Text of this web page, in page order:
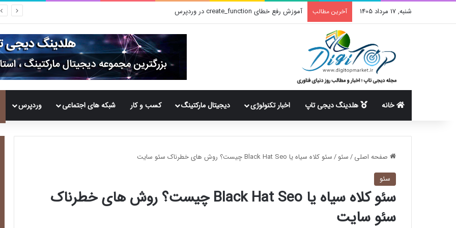
شنبه, 17 مرداد 1405 آخرین مطالب چطور بهترین پروکسی تلگرام را شناسایی کنیم؟
خانه هلدینگ دیجی تاپ اخبار تکنولوژی دیجیتال مارکتینگ کسب و کار شبکه های اجتماعی وردپرس
صفحه اصلی/سئو/سئو کلاه سیاه یا Black Hat Seo چیست؟ روش های خطرناک سئو سایت
سئو
سئو کلاه سیاه یا Black Hat Seo چیست؟ روش های خطرناک
سئو سایت